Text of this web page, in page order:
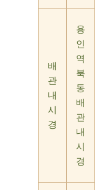
배
관
내
시
경
용
인
역
북
동
배
관
내
시
경